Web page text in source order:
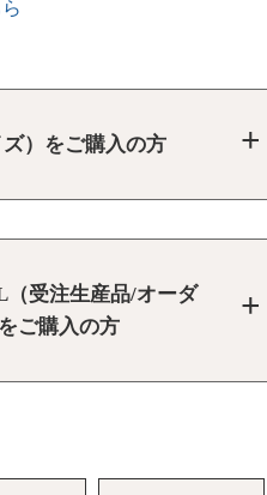
）をご購入の方
受注生産品/オーダ
ご購入の方